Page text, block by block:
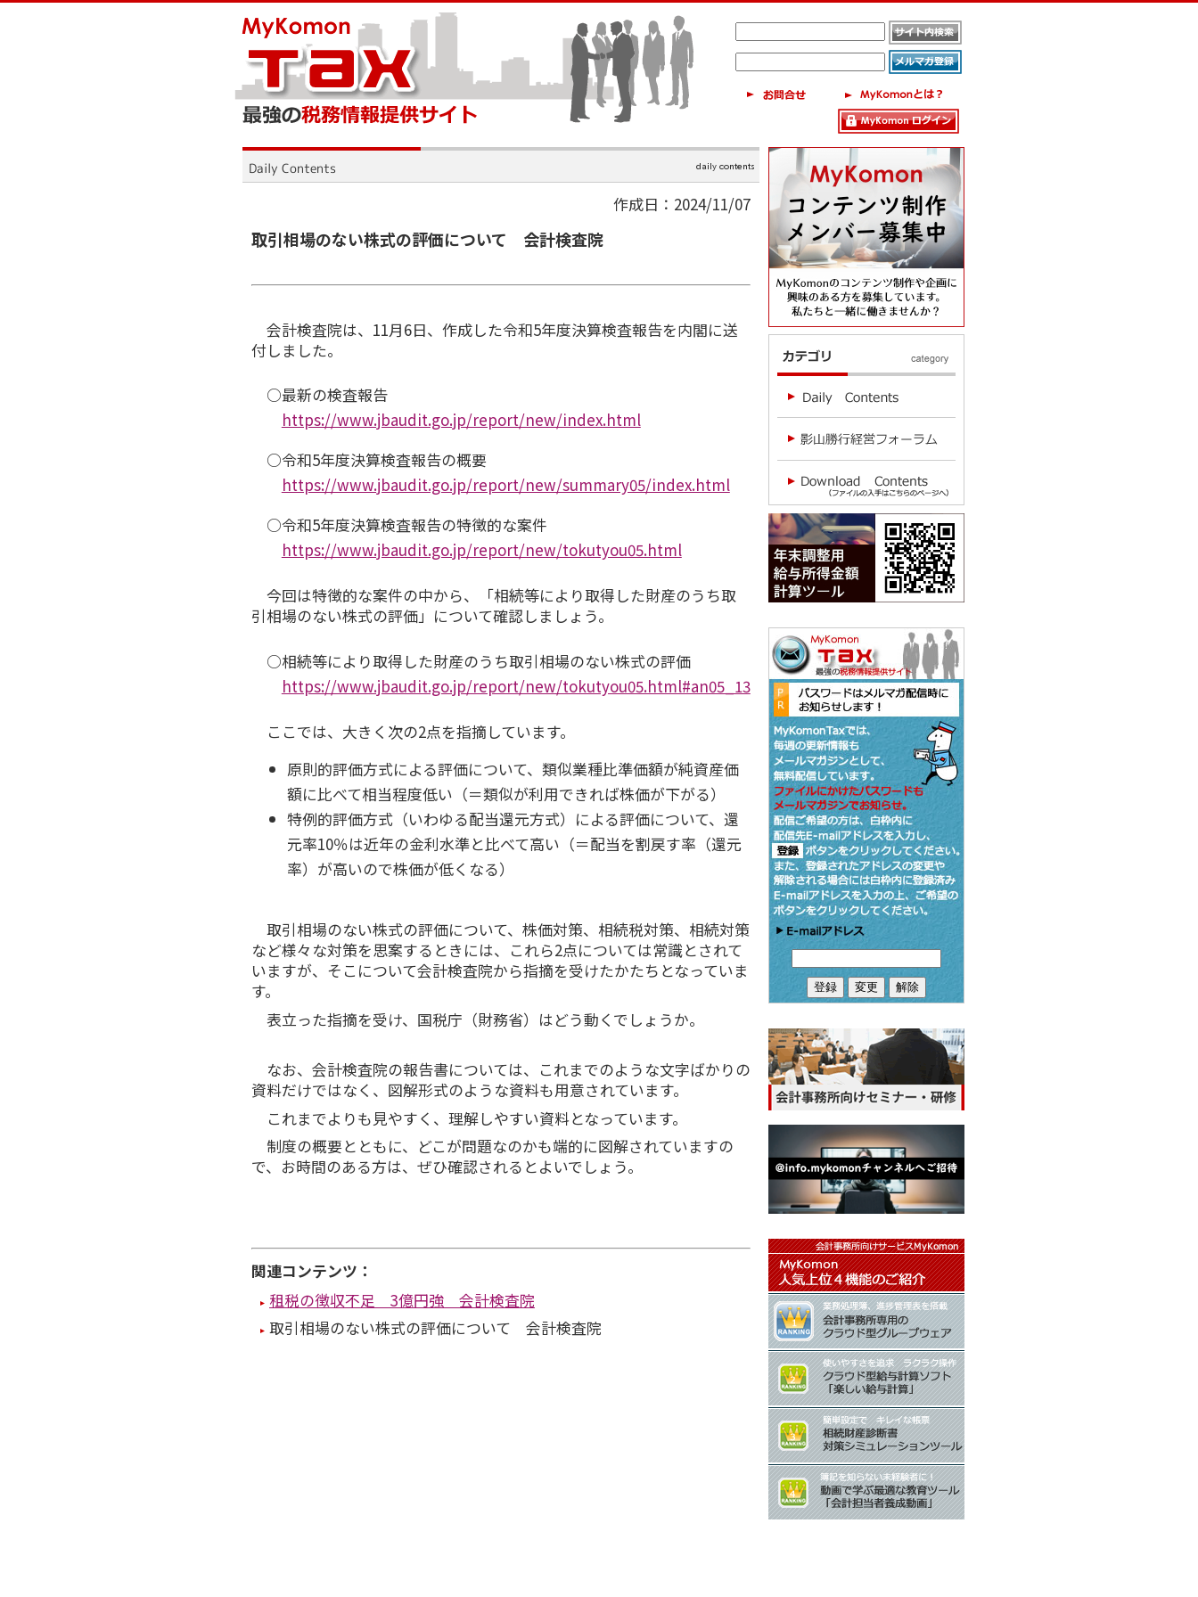
作成日：2024/11/07
取引相場のない株式の評価について 会計検査院
会計検査院は、11月6日、作成した令和5年度決算検査報告を内閣に送
付しました。
○最新の検査報告
https://www.jbaudit.go.jp/report/new/index.html
○令和5年度決算検査報告の概要
https://www.jbaudit.go.jp/report/new/summary05/index.html
○令和5年度決算検査報告の特徴的な案件
https://www.jbaudit.go.jp/report/new/tokutyou05.html
今回は特徴的な案件の中から、「相続等により取得した財産のうち取
引相場のない株式の評価」について確認しましょう。
○相続等により取得した財産のうち取引相場のない株式の評価
https://www.jbaudit.go.jp/report/new/tokutyou05.html#an05_13
ここでは、大きく次の2点を指摘しています。
原則的評価方式による評価について、類似業種比準価額が純資産価
額に比べて相当程度低い（＝類似が利用できれば株価が下がる）
特例的評価方式（いわゆる配当還元方式）による評価について、還
元率10％は近年の金利水準と比べて高い（＝配当を割戻す率（還元
率）が高いので株価が低くなる）
取引相場のない株式の評価について、株価対策、相続税対策、相続対策
など様々な対策を思案するときには、これら2点については常識とされて
いますが、そこについて会計検査院から指摘を受けたかたちとなっていま
す。
表立った指摘を受け、国税庁（財務省）はどう動くでしょうか。
なお、会計検査院の報告書については、これまでのような文字ばかりの
資料だけではなく、図解形式のような資料も用意されています。
これまでよりも見やすく、理解しやすい資料となっています。
制度の概要とともに、どこが問題なのかも端的に図解されていますの
で、お時間のある方は、ぜひ確認されるとよいでしょう。
関連コンテンツ：
租税の徴収不足 3億円強 会計検査院
取引相場のない株式の評価について 会計検査院